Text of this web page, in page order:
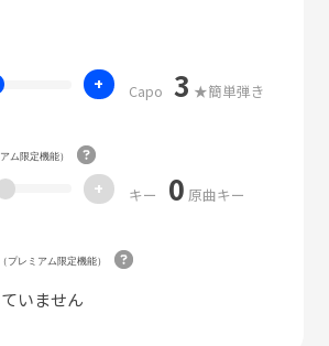
+ Capo 3 ★簡単弾き
ム限定機能）
+ キー 0 原曲キー
（プレミアム限定機能）
いません